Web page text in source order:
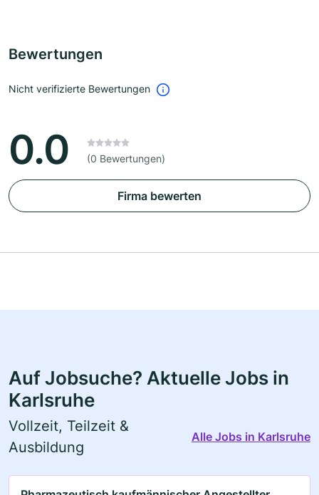
Bewertungen
Nicht verifizierte Bewertungen
0.0 (0 Bewertungen)
Firma bewerten
Auf Jobsuche? Aktuelle Jobs in
Karlsruhe
Vollzeit, Teilzeit &
Ausbildung
Alle Jobs in Karlsruhe